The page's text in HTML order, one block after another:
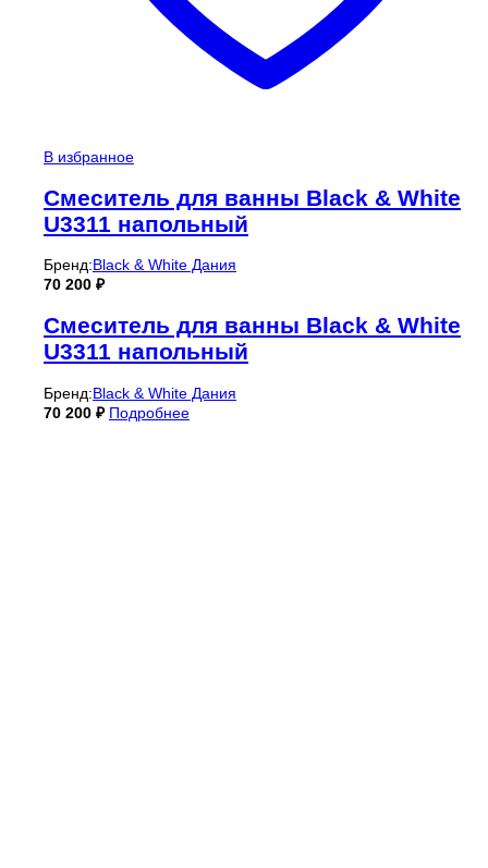
В избранное
Смеситель для ванны Black & White
U3311 напольный
Бренд:Black & White Дания
70 200 ₽
Смеситель для ванны Black & White
U3311 напольный
Бренд:Black & White Дания
70 200 ₽ Подробнее